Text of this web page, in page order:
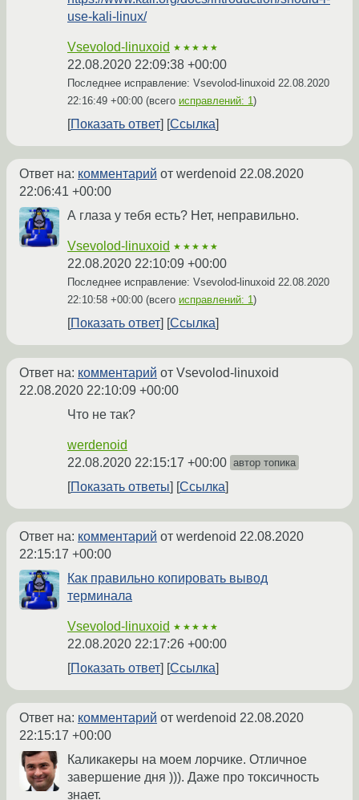
use-kali-linux/
Vsevolod-linuxoid ★★★★★
22.08.2020 22:09:38 +00:00
Последнее исправление: Vsevolod-linuxoid 22.08.2020
22:16:49 +00:00 (всего исправлений: 1)
Показать ответ Ссылка
Ответ на: комментарий от werdenoid 22.08.2020
22:06:41 +00:00
А глаза у тебя есть? Нет, неправильно.
Vsevolod-linuxoid ★★★★★
22.08.2020 22:10:09 +00:00
Последнее исправление: Vsevolod-linuxoid 22.08.2020
22:10:58 +00:00 (всего исправлений: 1)
Показать ответ Ссылка
Ответ на: комментарий от Vsevolod-linuxoid
22.08.2020 22:10:09 +00:00
Что не так?
werdenoid
22.08.2020 22:15:17 +00:00 автор топика
Показать ответы Ссылка
Ответ на: комментарий от werdenoid 22.08.2020
22:15:17 +00:00
Как правильно копировать вывод
терминала
Vsevolod-linuxoid ★★★★★
22.08.2020 22:17:26 +00:00
Показать ответ
Ссылка
Ответ на: комментарий от werdenoid 22.08.2020
22:15:17 +00:00
Каликакеры на моем лорчике. Отличное
завершение дня ))). Даже про токсичность
знает.